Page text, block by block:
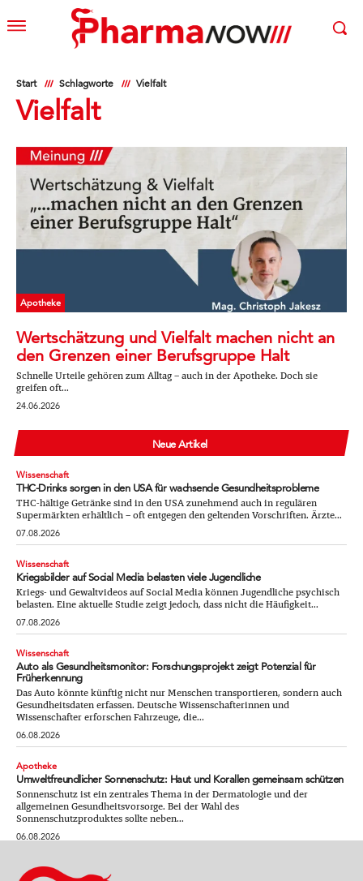
Start Schlagworte Vielfalt
Vielfalt
Apotheke
Wertschätzung und Vielfalt machen nicht an
den Grenzen einer Berufsgruppe Halt
Schnelle Urteile gehören zum Alltag – auch in der Apotheke. Doch sie
greifen oft...
24.06.2026
Neue Artikel
Wissenschaft
THC-Drinks sorgen in den USA für wachsende Gesundheitsprobleme
THC-hältige Getränke sind in den USA zunehmend auch in regulären
Supermärkten erhältlich – oft entgegen den geltenden Vorschriften. Ärzte...
07.08.2026
Wissenschaft
Kriegsbilder auf Social Media belasten viele Jugendliche
Kriegs- und Gewaltvideos auf Social Media können Jugendliche psychisch
belasten. Eine aktuelle Studie zeigt jedoch, dass nicht die Häufigkeit...
07.08.2026
Wissenschaft
Auto als Gesundheitsmonitor: Forschungsprojekt zeigt Potenzial für
Früherkennung
Das Auto könnte künftig nicht nur Menschen transportieren, sondern auch
Gesundheitsdaten erfassen. Deutsche Wissenschafterinnen und
Wissenschafter erforschen Fahrzeuge, die...
06.08.2026
Apotheke
Umweltfreundlicher Sonnenschutz: Haut und Korallen gemeinsam schützen
Sonnenschutz ist ein zentrales Thema in der Dermatologie und der
allgemeinen Gesundheitsvorsorge. Bei der Wahl des
Sonnenschutzproduktes sollte neben...
06.08.2026